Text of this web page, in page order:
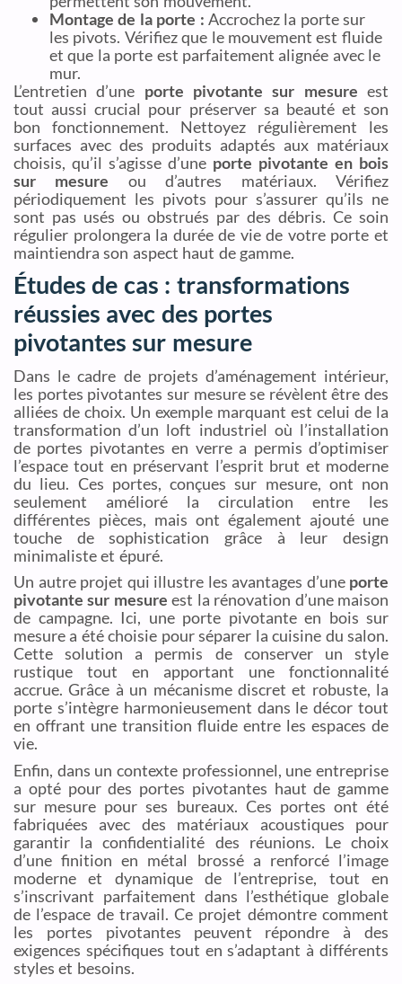
Montage de la porte : Accrochez la porte sur
les pivots. Vérifiez que le mouvement est fluide
et que la porte est parfaitement alignée avec le
mur.
L’entretien d’une porte pivotante sur mesure est
tout aussi crucial pour préserver sa beauté et son
bon fonctionnement. Nettoyez régulièrement les
surfaces avec des produits adaptés aux matériaux
choisis, qu’il s’agisse d’une porte pivotante en bois
sur mesure ou d’autres matériaux. Vérifiez
périodiquement les pivots pour s’assurer qu’ils ne
sont pas usés ou obstrués par des débris. Ce soin
régulier prolongera la durée de vie de votre porte et
maintiendra son aspect haut de gamme.
Études de cas : transformations
réussies avec des portes
pivotantes sur mesure
Dans le cadre de projets d’aménagement intérieur,
les portes pivotantes sur mesure se révèlent être des
alliées de choix. Un exemple marquant est celui de la
transformation d’un loft industriel où l’installation
de portes pivotantes en verre a permis d’optimiser
l’espace tout en préservant l’esprit brut et moderne
du lieu. Ces portes, conçues sur mesure, ont non
seulement amélioré la circulation entre les
différentes pièces, mais ont également ajouté une
touche de sophistication grâce à leur design
minimaliste et épuré.
Un autre projet qui illustre les avantages d’une porte
pivotante sur mesure est la rénovation d’une maison
de campagne. Ici, une porte pivotante en bois sur
mesure a été choisie pour séparer la cuisine du salon.
Cette solution a permis de conserver un style
rustique tout en apportant une fonctionnalité
accrue. Grâce à un mécanisme discret et robuste, la
porte s’intègre harmonieusement dans le décor tout
en offrant une transition fluide entre les espaces de
vie.
Enfin, dans un contexte professionnel, une entreprise
a opté pour des portes pivotantes haut de gamme
sur mesure pour ses bureaux. Ces portes ont été
fabriquées avec des matériaux acoustiques pour
garantir la confidentialité des réunions. Le choix
d’une finition en métal brossé a renforcé l’image
moderne et dynamique de l’entreprise, tout en
s’inscrivant parfaitement dans l’esthétique globale
de l’espace de travail. Ce projet démontre comment
les portes pivotantes peuvent répondre à des
exigences spécifiques tout en s’adaptant à différents
styles et besoins.